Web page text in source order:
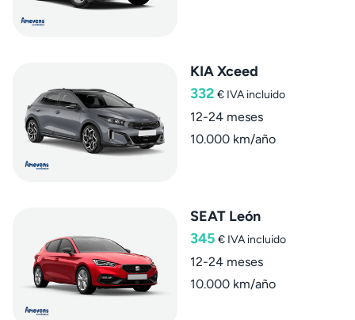
KIA Xceed
332 € IVA incluido
12-24 meses
10.000 km/año
SEAT León
345 € IVA incluido
12-24 meses
10.000 km/año